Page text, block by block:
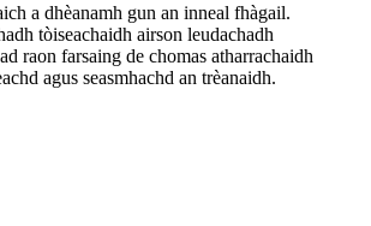
a dhèanamh gun an inneal fhàgail.
tòiseachaidh airson leudachadh
raon farsaing de chomas atharrachaidh
agus seasmhachd an trèanaidh.